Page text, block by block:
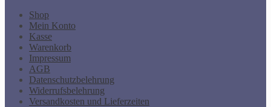
Shop
Mein Konto
Kasse
Warenkorb
Impressum
AGB
Datenschutzbelehrung
Widerrufsbelehrung
Versandkosten und Lieferzeiten